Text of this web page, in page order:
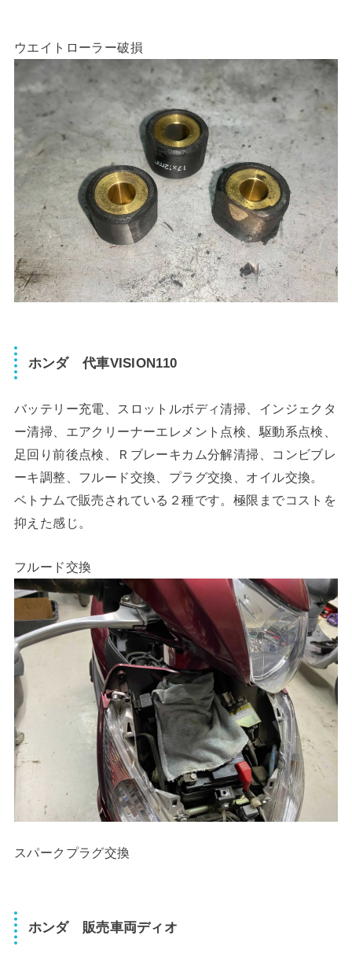
ウエイトローラー破損
ホンダ 代車VISION110
バッテリー充電、スロットルボディ清掃、インジェクタ
ー清掃、エアクリーナーエレメント点検、駆動系点検、
足回り前後点検、Ｒブレーキカム分解清掃、コンビブレ
ーキ調整、フルード交換、プラグ交換、オイル交換。
ベトナムで販売されている２種です。極限までコストを
抑えた感じ。
フルード交換
スパークプラグ交換
ホンダ 販売車両ディオ